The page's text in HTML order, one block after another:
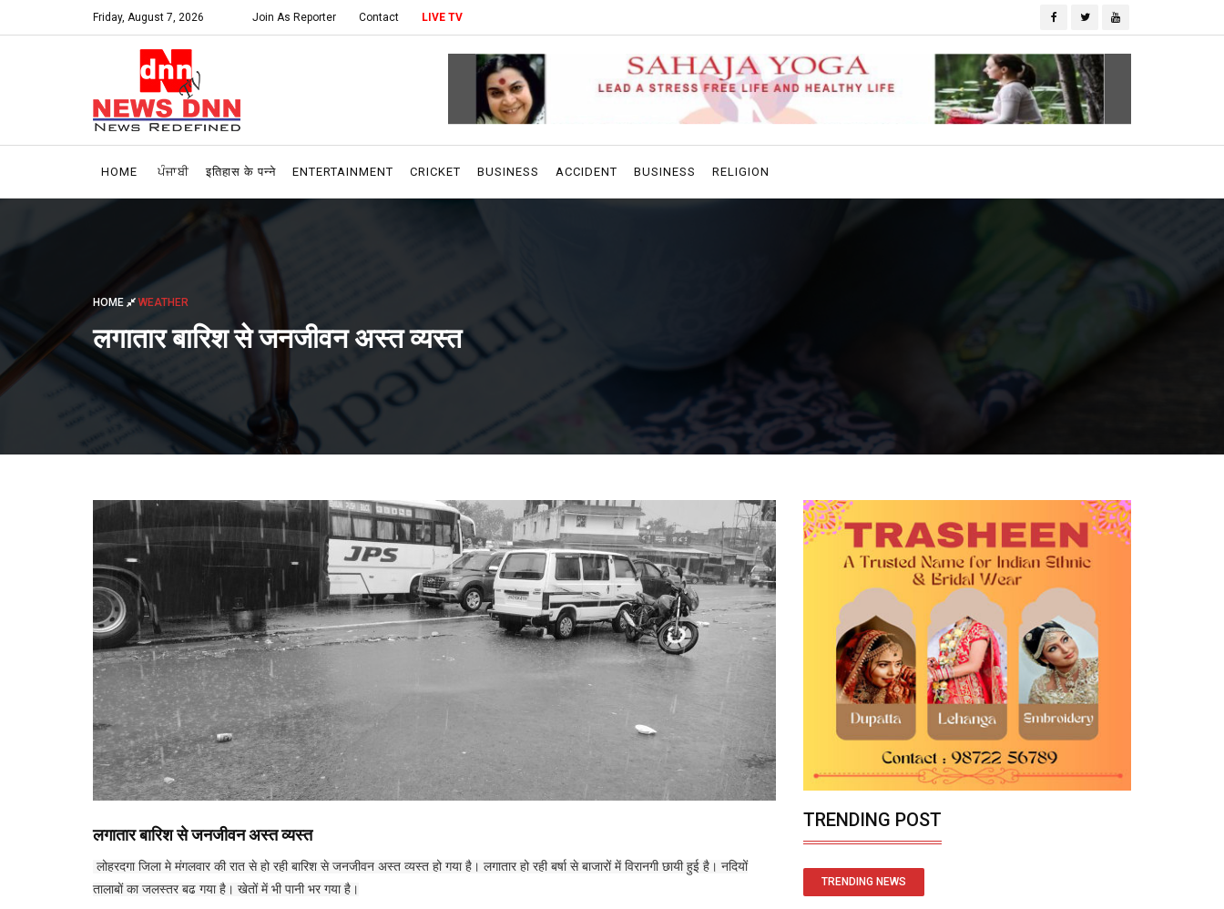
Friday, August 7, 2026 Join As Reporter Contact LIVE TV
HOME ਪੰਜਾਬੀ इतिहास के पन्ने ENTERTAINMENT CRICKET BUSINESS ACCIDENT BUSINESS RELIGION
HOME WEATHER
लगातार बारिश से जनजीवन अस्त व्यस्त
लगातार बारिश से जनजीवन अस्त व्यस्त
लोहरदगा जिला मे मंगलवार की रात से हो रही बारिश से जनजीवन अस्त व्यस्त हो गया है। लगातार हो रही बर्षा से बाजारों में विरानगी छायी हुई है। नदियों
तालाबों का जलस्तर बढ गया है। खेतों में भी पानी भर गया है।
TRENDING POST
TRENDING NEWS